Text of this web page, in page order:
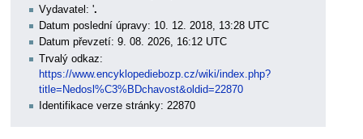
Vydavatel: '.
Datum poslední úpravy: 10. 12. 2018, 13:28 UTC
Datum převzetí: 9. 08. 2026, 16:12 UTC
Trvalý odkaz:
https://www.encyklopediebozp.cz/wiki/index.php?
title=Nedosl%C3%BDchavost&oldid=22870
Identifikace verze stránky: 22870